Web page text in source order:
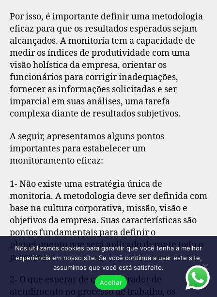
Por isso, é importante definir uma metodologia
eficaz para que os resultados esperados sejam
alcançados. A monitoria tem a capacidade de
medir os índices de produtividade com uma
visão holística da empresa, orientar os
funcionários para corrigir inadequações,
fornecer as informações solicitadas e ser
imparcial em suas análises, uma tarefa
complexa diante de resultados subjetivos.
A seguir, apresentamos alguns pontos
importantes para estabelecer um
monitoramento eficaz:
1- Não existe uma estratégia única de
monitoria. A metodologia deve ser definida com
base na cultura corporativa, missão, visão e
objetivos da empresa. Suas características são
pontos fundamentais para definir o
planejamento que será aplicado durante todo o
processo.
2- O que esperar de cada operador de
atendimento no processo de trabalho, os
Nós utilizamos cookies para garantir que você tenha a melhor
experiência em nosso site. Se você continua a usar este site,
assumimos que você está satisfeito.
Aceitar